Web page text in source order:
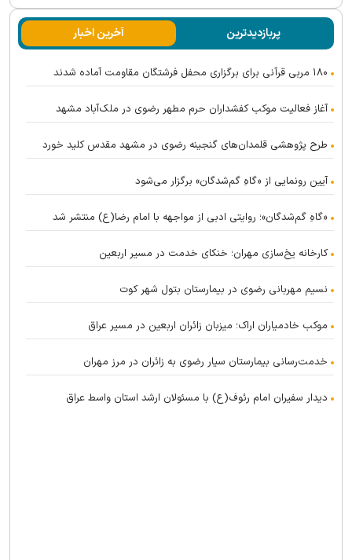
پربازدیدترین آخرین اخبار
۱۸۰ مربی قرآنی برای برگزاری محفل فرشتگان مقاومت آماده شدند
آغاز فعالیت موکب کفشداران حرم مطهر رضوی در ملک‌آباد مشهد
طرح پژوهشی قلمدان‌های گنجینه رضوی در مشهد مقدس کلید خورد
آیین رونمایی از «گاهِ گم‌شدگان» برگزار می‌شود
«گاهِ گم‌شدگان»؛ روایتی ادبی از مواجهه با امام رضا(ع) منتشر شد
کارخانه یخ‌سازی مهران؛ خنکای خدمت در مسیر اربعین
نسیم مهربانی رضوی در بیمارستان بتول شهر کوت
موکب خادمیاران اراک؛ میزبان زائران اربعین در مسیر عراق
خدمت‌رسانی بیمارستان سیار رضوی به زائران در مرز مهران
دیدار سفیران امام رئوف(ع) با مسئولان ارشد استان واسط عراق